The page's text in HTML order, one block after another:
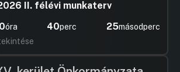
II. félévi munkaterv
óra 40perc 24másodperc